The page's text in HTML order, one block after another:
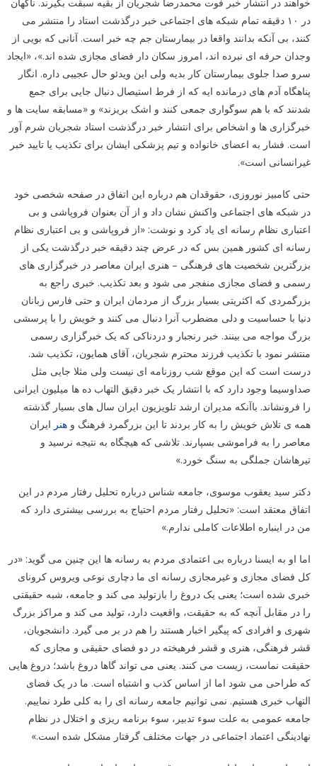
در ۱۰ دقیقه تمام شبکه های اجتماعی خبر درگذشت استاد را منتشر می
کنند، بی آنکه بدانند واقعا در بیمارستان جم چه خبر است. آنانی که بویی از
وجدان حرفه ای نبرده اند، امروز سکان دار فضای مجازی شده اند.»، «ایجاد
سرو صدا جلوی بیمارستان کار بدیه ولی این ویدئو حال عجیبی داره. انگار
پناهگاه آدم های درمانده ایه که از فرط استیصال دنبال جایی برای جمع
شدنند که با هم سوگواری جمعی کنند و اشک بریزند» و «مسابقه سایت ها و
خبرگزاری ها و اشخاص برای انتشار خبر درگذشت استاد شجریان شرم آور
است. فشار به اعضای خانواده و تیم پزشکی ایشان برای تکذیب یا تایید خبر
غیرانسانی است».
حتی کامبیز نوروزی، حقوقدان هم درباره این اتفاق در صفحه شخصی خود
در شبکه های اجتماعی واکنش نشان داد و از آن بعنوان فروپاشی و بی
اعتباری نظام رسانه ای یاد کرد و نوشت: «از فروپاشی و بی اعتباری نظام
رسانه ای کشور همین بس که در عرض چند دقیقه خبر درگذشت یکی از
بزرگترین شخصیت های فرهنگی – هنری ایران معاصر در خبرگزاری های
رسمی و فضای مجازی منفجر می شود و بعد تکذیب. خبری راجع به
بزرگمردی که اکثریتی بسیار بزرگ از مردمان ایران و حتی فارس زبانان
دنیا با حساسیت و دلی مضطرب آنرا دنبال می کنند و خویش را با پرسشی
بزرگ مواجه می بینند. خبر رنجبار و دردناکی که یک خبرگزاری رسمی
منتشر نمود با تکذیب فرزند محترم شجریان، آقای همایون، تکذیب شد.
درست است که این موقع شب روزنامه ای نیست ولی مثلا جایی مثل
صداوسیما وجود دارد که با انتشار یک خبر دقیق التهاب ده ها میلیون ایرانی
را فرونشاند. باآنکه مدیران ارشد تلویزیون ایران سال های بسیار گذشته
همه ی تلاش خویش را به کار بردند تا این بزرگمرد فرهنگ و هنر ایران
معاصر را به فراموشی بسپارند. تلاشی که هیچگاه به نتیجه نرسید و
تیرهاشان جملگی به سنگ خورد.»
دکتر سید یعقوب موسوی، جامعه شناس درباره تحلیل رفتار مردم در این
اتفاق معتقد است: «تحلیل رفتار مردم احتیاج به بررسی بیشتری دارد که
من در اینباره اطلاعات کاملی ندارم.»
اما او به ایسنا درباره بی اعتمادی مردم به رسانه ها این چنین می گوید: «در
کل فضای مجازی و غیرمجازی رسانه ای ما دچاری نوعی ویروس کرونای
خبری شده است؛ یعنی یک دروغ را بازتولید می کند و جامعه، شبه حقیقتی
را در مقابل آنچه که به حقیقت، واقعیت دارد، تولید می کند و مراکز بزرگ
شهری و افرادی که پیگیر اخبار هستند را هم در بر می گیرد. دانشجویان،
قشر فرهنگی، هنری و قشر فرهیخته در دو فضای حقیقی و مجازی که
حقیقت نماست، زیست می کنند. یعنی می تواند گاها دروغ باشد؛ دروغ هایی
که طراحی می شود اما از اساس کذب و اشتباه است. ما در یک فضای
التهاب خبری هستیم. نمی توانیم جامعه رسانه ای را به کلی طرد نماییم.
جامعه عمومی به علت سوء تدبیر، سوء برنامه ریزی و اختلال در نظام
نهادینگی اعتماد اجتماعی در جهات مختلف گرفتار مشکل شده است.»